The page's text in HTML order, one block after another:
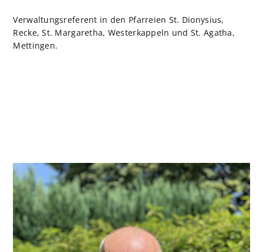
GRUPPEN & VEREINE
RAT & HILFE
Verwaltungsreferent in den Pfarreien St. Dionysius,
Recke, St. Margaretha, Westerkappeln und St. Agatha,
Mettingen.